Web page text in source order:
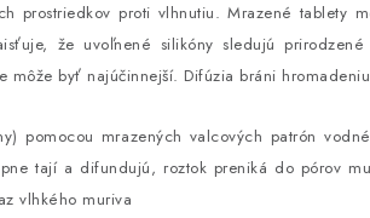
prostriedkov proti vlhnutiu. Mrazené tablety
že uvoľnené silikóny sledujú
byť najúčinnejší. Difúzia bráni
pomocou mrazených valcových patrón
tají a difundujú, roztok preniká do pórov
vlhkého muriva